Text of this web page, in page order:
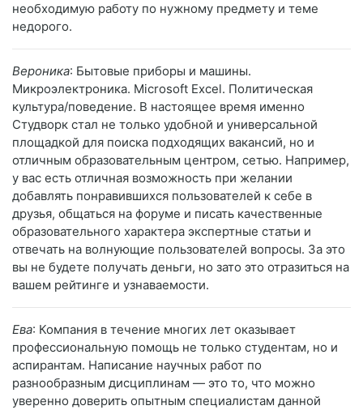
необходимую работу по нужному предмету и теме
недорого.
Вероника: Бытовые приборы и машины.
Микроэлектроника. Microsoft Excel. Политическая
культура/поведение. В настоящее время именно
Студворк стал не только удобной и универсальной
площадкой для поиска подходящих вакансий, но и
отличным образовательным центром, сетью. Например,
у вас есть отличная возможность при желании
добавлять понравившихся пользователей к себе в
друзья, общаться на форуме и писать качественные
образовательного характера экспертные статьи и
отвечать на волнующие пользователей вопросы. За это
вы не будете получать деньги, но зато это отразиться на
вашем рейтинге и узнаваемости.
Ева: Компания в течение многих лет оказывает
профессиональную помощь не только студентам, но и
аспирантам. Написание научных работ по
разнообразным дисциплинам — это то, что можно
уверенно доверить опытным специалистам данной